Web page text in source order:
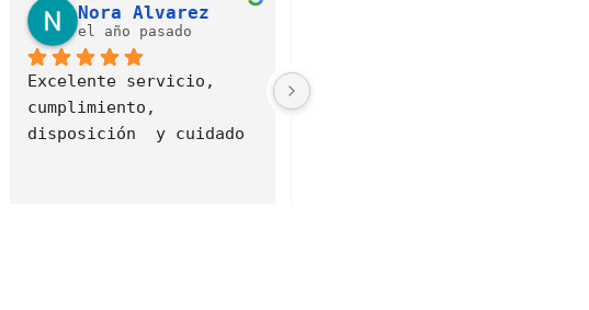
el año pasado
Fue un excelente
servicio sobre todo la
atención de mateo me
Buen servicio!!!